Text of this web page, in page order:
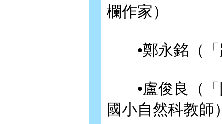
欄作家）
•鄭永銘（「
•盧俊良（「
國小自然科教師